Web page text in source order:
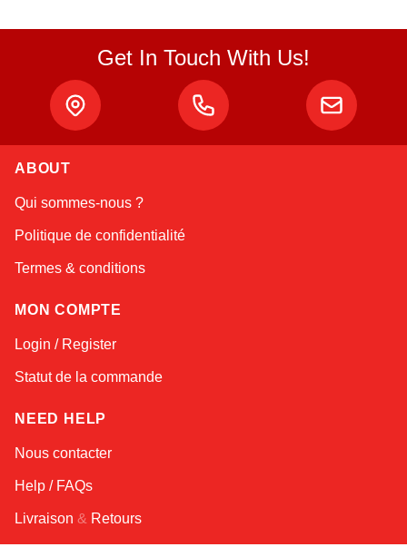
Get In Touch With Us!
ABOUT
Qui sommes-nous ?
Politique de confidentialité
Termes & conditions
MON COMPTE
Login / Register
Statut de la commande
NEED HELP
Nous contacter
Help / FAQs
Livraison & Retours